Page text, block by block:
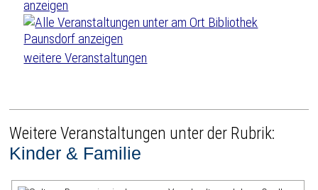
weitere Veranstaltungen
Weitere Veranstaltungen unter der Rubrik:
Kinder & Familie